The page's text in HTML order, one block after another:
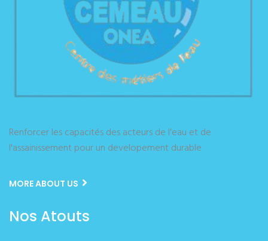
Renforcer les capacités des acteurs de l'eau et de
l'assainissement pour un developement durable
MORE ABOUT US
Nos Atouts